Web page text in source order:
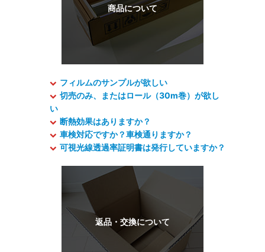
フィルムのサンプルが欲しい
切売のみ、またはロール（30m巻）が欲し
い
断熱効果はありますか？
車検対応ですか？車検通りますか？
可視光線透過率証明書は発行していますか？